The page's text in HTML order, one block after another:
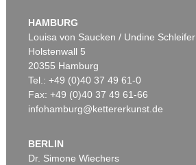
Ergebnis:€ 439.200
HAMBURG
Louisa von Saucken / Undine Schleifer
Holstenwall 5
20355 Hamburg
Tel.: +49 (0)40 37 49 61-0
Fax: +49 (0)40 37 49 61-66
infohamburg@kettererkunst.de
BERLIN
Dr. Simone Wiechers